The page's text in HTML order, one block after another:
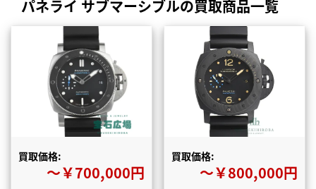
パネライ サブマーシブルの買取商品一覧
買取価格:
〜￥700,000円
買取価格:
〜￥800,000円